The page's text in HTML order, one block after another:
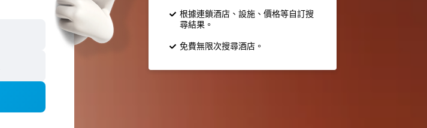
根據連鎖酒店、設施、價格等自訂搜
尋結果。
免費無限次搜尋酒店。